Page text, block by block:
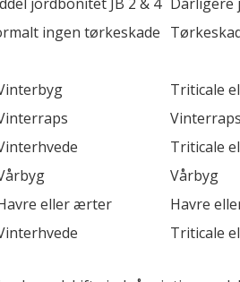
ingen tørkeskade
Triticale
Vinterraps
Triticale
Vårbyg
eller ærter
Havre
Triticale